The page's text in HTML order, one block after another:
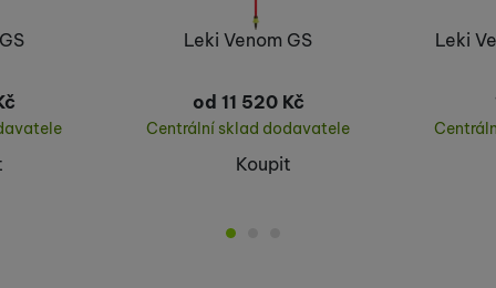
Leki Venom GS
od 11 520 Kč
Centrální sklad dodavatele
Koupit
Leki